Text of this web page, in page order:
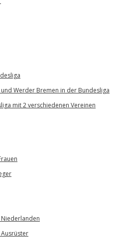
und Werder Bremen in der Bundesliga
mit 2 verschiedenen Vereinen
Niederlanden
Ausrüster